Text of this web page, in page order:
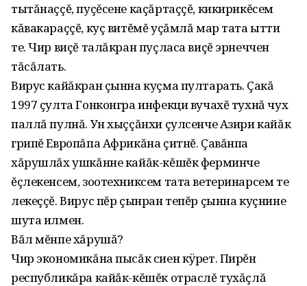
тытăнаççĕ‚ пуçĕсене каçăртаççĕ‚ кикирикĕсем
кăвакараççĕ‚ куç витĕмĕ уçăмлă мар тата ытти
те. Чир виçĕ талăкран пуçласа виçĕ эрнеччен
тăсăлать.
Вирус кайăкран çынна куçма пултарать. Çакă
1997 çулта Гонконгра инфекци вучахĕ тухнă чух
паллă пулнă. Ун хыççăнхи çулсенче Азири кайăк
грипĕ Европăпа Африкăна çитнĕ. Çавăнпа
хăрушлăх ушкăнне кайăк-кĕшĕк ферминче
ĕçлекенсем‚ зоотехниксем тата ветеринарсем те
лекеççĕ. Вирус пĕр çынран тепĕр çынна куçнине
шута илмен.
Вăл мĕнпе хăрушă?
Чир экономикăна пысăк сиен кÿрет. Пирĕн
республикăра кайăк-кĕшĕк отраслĕ тухăçлă